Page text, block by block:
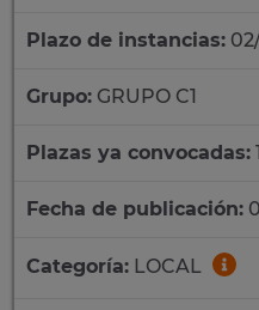
Plazo de instancias:
Grupo: GRUPO C1
Plazas ya convocadas: 1
Fecha de publicación:
Categoría: LOCAL